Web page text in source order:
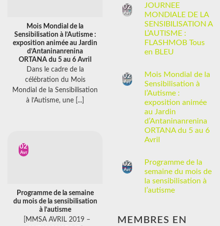
Mois Mondial de la
Sensibilisation à l’Autisme :
exposition animée au Jardin
d’Antaninanrenina
ORTANA du 5 au 6 Avril
Dans le cadre de la
célébration du Mois
Mondial de la Sensibilisation
à l’Autisme, une [...]
Programme de la semaine
du mois de la sensibilisation
à l’autisme
[MMSA AVRIL 2019 –
02
Avr
02
Avr
JOURNEE
MONDIALE DE LA
SENSIBILISATION A
L’AUTISME :
FLASHMOB Tous
en BLEU
02
Avr
Mois Mondial de la
Sensibilisation à
l’Autisme :
exposition animée
au Jardin
d’Antaninanrenina
ORTANA du 5 au 6
Avril
02
Avr
Programme de la
semaine du mois de
la sensibilisation à
l’autisme
MEMBRES EN